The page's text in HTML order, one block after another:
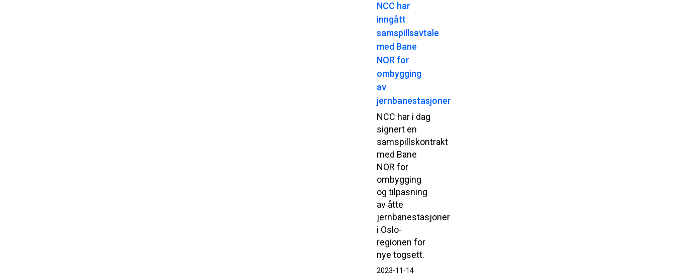
NCC har
inngått
samspillsavtale
med Bane
NOR for
ombygging
av
jernbanestasjoner
NCC har i dag
signert en
samspillskontrakt
med Bane
NOR for
ombygging
og tilpasning
av åtte
jernbanestasjoner
i Oslo-
regionen for
nye togsett.
2023-11-14